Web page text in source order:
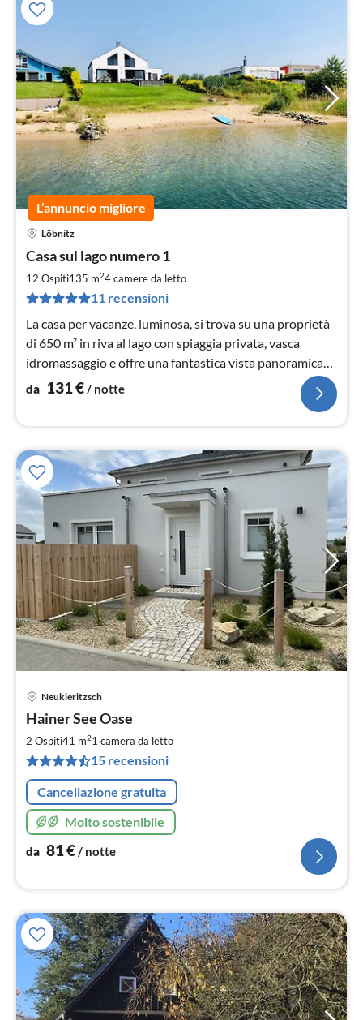
L’annuncio migliore
Löbnitz
Casa sul lago numero 1
12 Ospiti135 m24camere da letto
11 recensioni
La casa per vacanze, luminosa, si trova su una proprietà
di 650 m² in riva al lago con spiaggia privata, vasca
idromassaggio e offre una fantastica vista panoramica
sul lago di Mühlfeld.
da 131€/ notte
Neukieritzsch
Hainer See Oase
2 Ospiti41 m21 camera da letto
15 recensioni
Cancellazione gratuita
Molto sostenibile
da 81€/ notte